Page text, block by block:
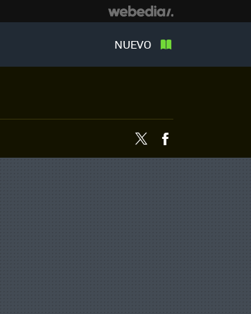
NUEVO
Twitter